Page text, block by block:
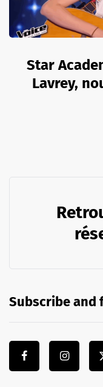
Star
Lavrey,
Subscribe and